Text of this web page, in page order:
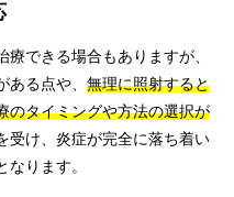
できる場合もありますが、
る点や、 無理に照射すると
のタイミングや方法の選択が
受け、炎症が完全に落ち着い
ります。